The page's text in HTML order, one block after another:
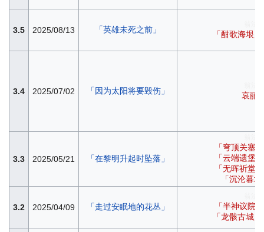
3.5 2025/08/13 「英雄未死之前」 「酣歌海垠
3.4 2025/07/02 「因为太阳将要毁伤」 哀丽
3.3 2025/05/21 「在黎明升起时坠落」
「穹顶关塞
「云端遗堡
「无晖祈堂
「沉沦暮
3.2 2025/04/09 「走过安眠地的花丛」
「半神议院
「龙骸古城